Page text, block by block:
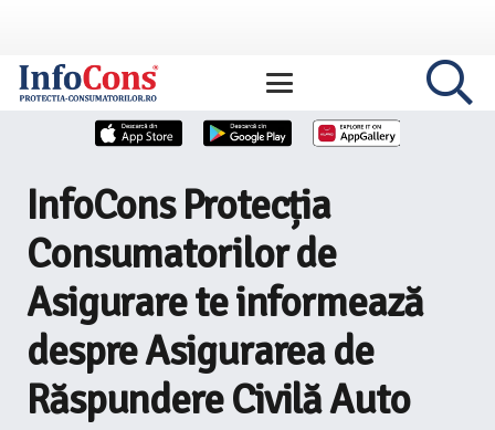
InfoCons Protecția
Consumatorilor de
Asigurare te informează
despre Asigurarea de
Răspundere Civilă Auto